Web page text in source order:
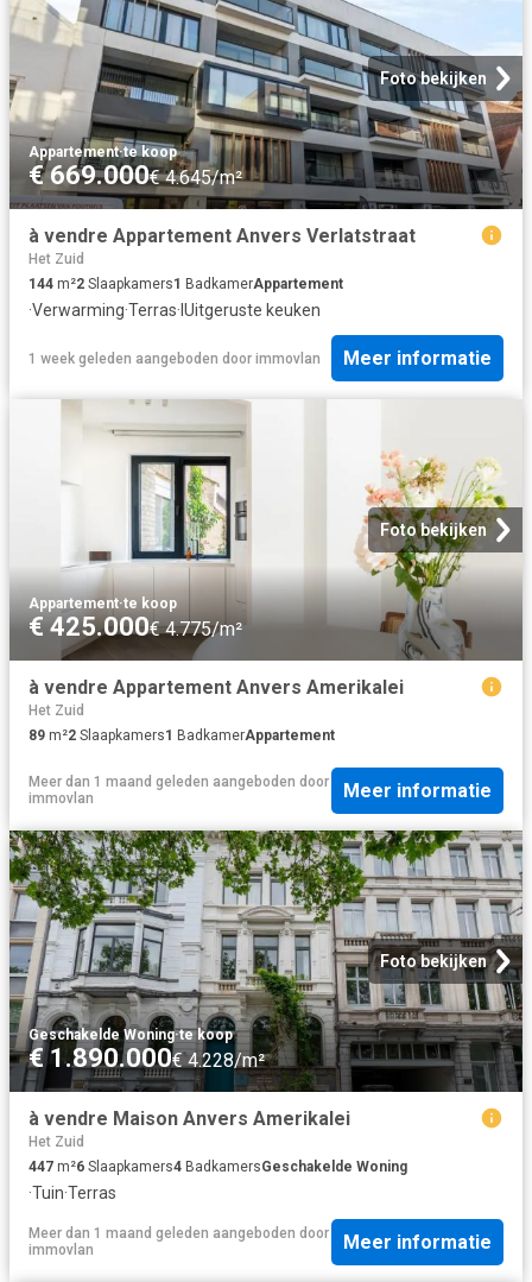
Foto bekijken
Appartement·te koop
€ 669.000€ 4.645/m²
à vendre Appartement Anvers Verlatstraat
Het Zuid
144 m²2 Slaapkamers1 BadkamerAppartement
·Verwarming·Terras· IUitgeruste keuken
1 week geleden aangeboden door immovlan Meer informatie
Foto bekijken
Appartement·te koop
€ 425.000€ 4.775/m²
à vendre Appartement Anvers Amerikalei
Het Zuid
89 m²2 Slaapkamers1 BadkamerAppartement
Meer dan 1 maand geleden aangeboden door
immovlan
Meer informatie
Foto bekijken
Geschakelde Woning·te koop
€ 1.890.000€ 4.228/m²
à vendre Maison Anvers Amerikalei
Het Zuid
447 m²6 Slaapkamers4 BadkamersGeschakelde Woning
·Tuin·Terras
Meer dan 1 maand geleden aangeboden door
immovlan
Meer informatie